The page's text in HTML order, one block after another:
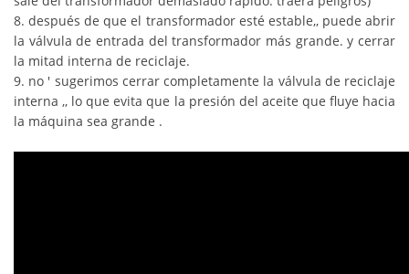
8. después de que el transformador esté estable,, puede abrir
la válvula de entrada del transformador más grande. y cerrar
la mitad interna de reciclaje.
9. no ' sugerimos cerrar completamente la válvula de reciclaje
interna ,, lo que evita que la presión del aceite que fluye hacia
la máquina sea grande .